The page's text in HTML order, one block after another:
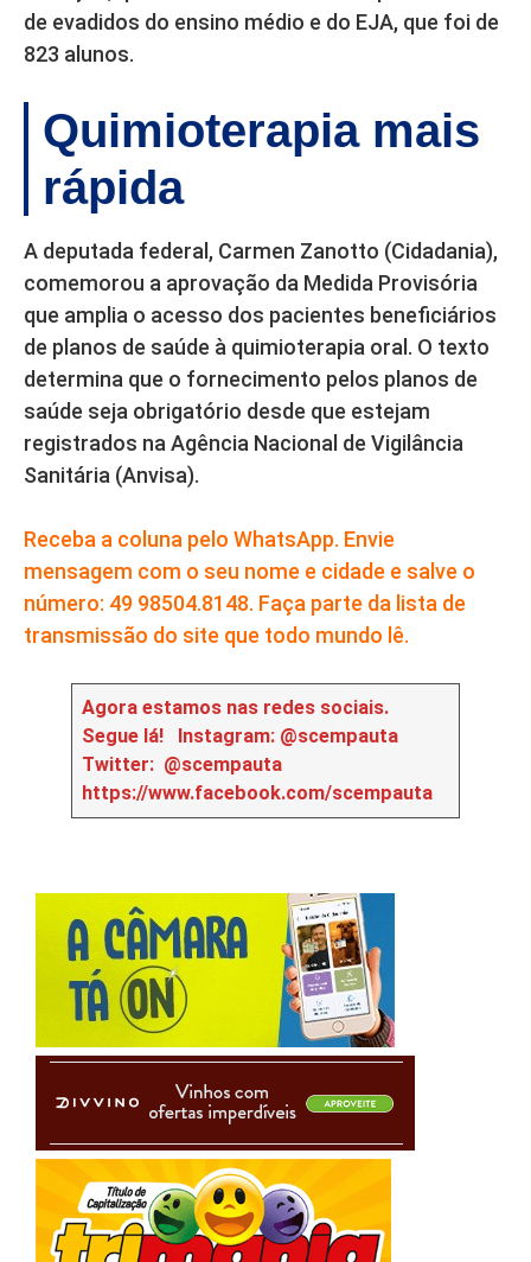
de evadidos do ensino médio e do EJA, que foi de
823 alunos.
Quimioterapia mais
rápida
A deputada federal, Carmen Zanotto (Cidadania),
comemorou a aprovação da Medida Provisória
que amplia o acesso dos pacientes beneficiários
de planos de saúde à quimioterapia oral. O texto
determina que o fornecimento pelos planos de
saúde seja obrigatório desde que estejam
registrados na Agência Nacional de Vigilância
Sanitária (Anvisa).
Receba a coluna pelo WhatsApp. Envie
mensagem com o seu nome e cidade e salve o
número: 49 98504.8148. Faça parte da lista de
transmissão do site que todo mundo lê.
Agora estamos nas redes sociais.
Segue lá!
Instagram: @scempauta
Twitter: @scempauta
https://www.facebook.com/scempauta